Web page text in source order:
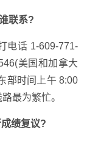
联系?
话 1-609-771-
美国和加拿大
部时间上午 8:00
最为繁忙。
绩复议?